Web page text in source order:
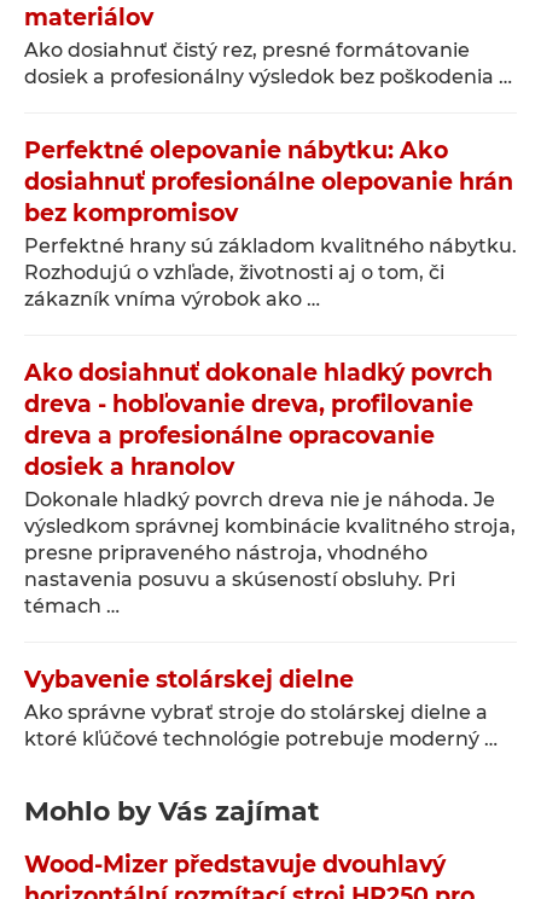
materiálov
Ako dosiahnuť čistý rez, presné formátovanie
dosiek a profesionálny výsledok bez poškodenia …
Perfektné olepovanie nábytku: Ako
dosiahnuť profesionálne olepovanie hrán
bez kompromisov
Perfektné hrany sú základom kvalitného nábytku.
Rozhodujú o vzhľade, životnosti aj o tom, či
zákazník vníma výrobok ako …
Ako dosiahnuť dokonale hladký povrch
dreva - hobľovanie dreva, profilovanie
dreva a profesionálne opracovanie
dosiek a hranolov
Dokonale hladký povrch dreva nie je náhoda. Je
výsledkom správnej kombinácie kvalitného stroja,
presne pripraveného nástroja, vhodného
nastavenia posuvu a skúseností obsluhy. Pri
témach …
Vybavenie stolárskej dielne
Ako správne vybrať stroje do stolárskej dielne a
ktoré kľúčové technológie potrebuje moderný …
Mohlo by Vás zajímat
Wood-Mizer představuje dvouhlavý